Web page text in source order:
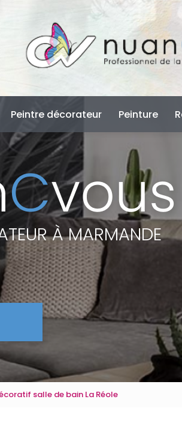
Peintre décorateur Peinture
À MARMANDE
salle de bain La Réole